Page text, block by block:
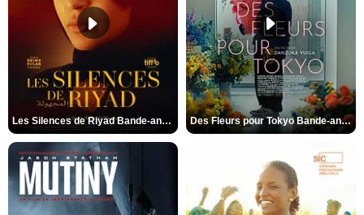
Les Silences de Riyad Bande-annonce VO STFR Des Fleurs pour Tokyo Bande-annonce VO STFR